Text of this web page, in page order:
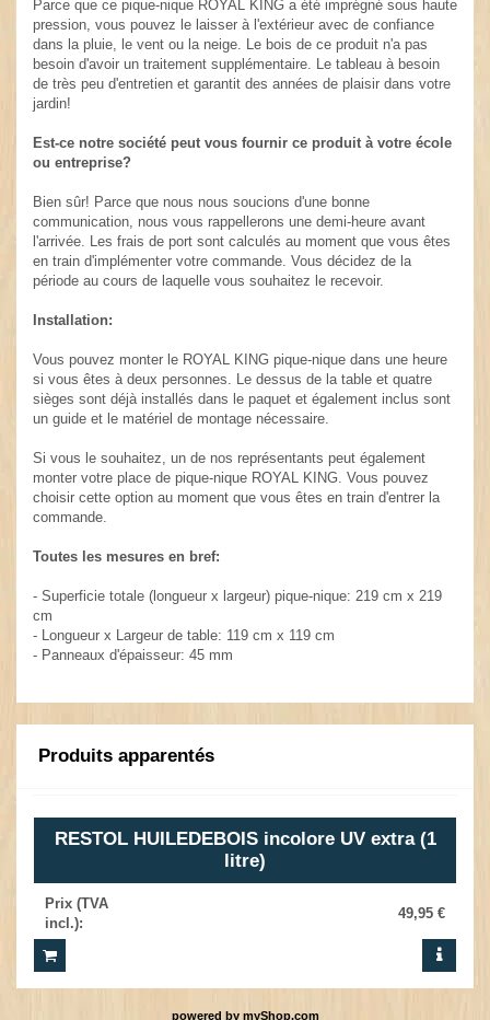
Parce que ce pique-nique ROYAL KING a été imprégné sous haute
pression, vous pouvez le laisser à l'extérieur avec de confiance
dans la pluie, le vent ou la neige. Le bois de ce produit n'a pas
besoin d'avoir un traitement supplémentaire. Le tableau à besoin
de très peu d'entretien et garantit des années de plaisir dans votre
jardin!
Est-ce notre société peut vous fournir ce produit à votre école
ou entreprise?
Bien sûr! Parce que nous nous soucions d'une bonne
communication, nous vous rappellerons une demi-heure avant
l'arrivée. Les frais de port sont calculés au moment que vous êtes
en train d'implémenter votre commande. Vous décidez de la
période au cours de laquelle vous souhaitez le recevoir.
Installation:
Vous pouvez monter le ROYAL KING pique-nique dans une heure
si vous êtes à deux personnes. Le dessus de la table et quatre
sièges sont déjà installés dans le paquet et également inclus sont
un guide et le matériel de montage nécessaire.
Si vous le souhaitez, un de nos représentants peut également
monter votre place de pique-nique ROYAL KING. Vous pouvez
choisir cette option au moment que vous êtes en train d'entrer la
commande.
Toutes les mesures en bref:
- Superficie totale (longueur x largeur) pique-nique: 219 cm x 219
cm
- Longueur x Largeur de table: 119 cm x 119 cm
- Panneaux d'épaisseur: 45 mm
Produits apparentés
RESTOL HUILEDEBOIS incolore UV extra (1
litre)
Prix (TVA
incl.):
49,95 €
powered by myShop.com